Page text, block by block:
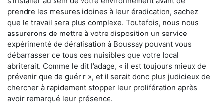
prendre les mesures idoines à leur éradication, sachez
que le travail sera plus complexe. Toutefois, nous nous
assurerons de mettre à votre disposition un service
expérimenté de dératisation à Boussay pouvant vous
débarrasser de tous ces nuisibles que votre local
abriterait. Comme le dit l’adage, « il est toujours mieux de
prévenir que de guérir », et il serait donc plus judicieux de
chercher à rapidement stopper leur prolifération après
avoir remarqué leur présence.